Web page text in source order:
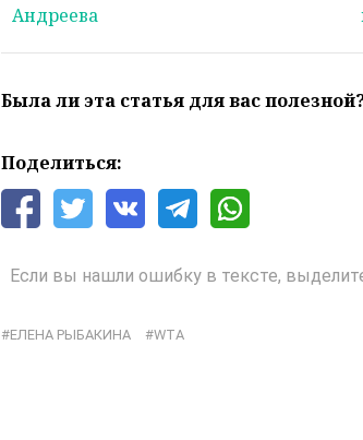
Андреева
Была ли эта статья для вас
Поделиться:
Если вы нашли ошибку в тексте,
ЕЛЕНА РЫБАКИНА WTA